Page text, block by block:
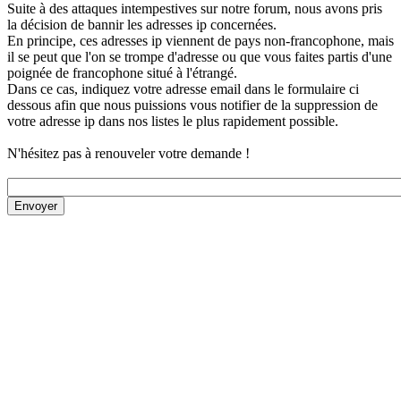
Suite à des attaques intempestives sur notre forum, nous avons pris
la décision de bannir les adresses ip concernées.
En principe, ces adresses ip viennent de pays non-francophone, mais
il se peut que l'on se trompe d'adresse ou que vous faites partis d'une
poignée de francophone situé à l'étrangé.
Dans ce cas, indiquez votre adresse email dans le formulaire ci
dessous afin que nous puissions vous notifier de la suppression de
votre adresse ip dans nos listes le plus rapidement possible.
N'hésitez pas à renouveler votre demande !